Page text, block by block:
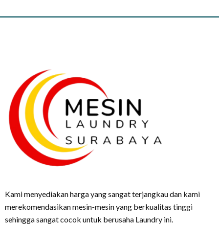
Kami menyediakan harga yang sangat terjangkau dan kami
merekomendasikan mesin-mesin yang berkualitas tinggi
sehingga sangat cocok untuk berusaha Laundry ini.